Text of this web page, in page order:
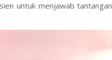
untuk menjawab tantangan